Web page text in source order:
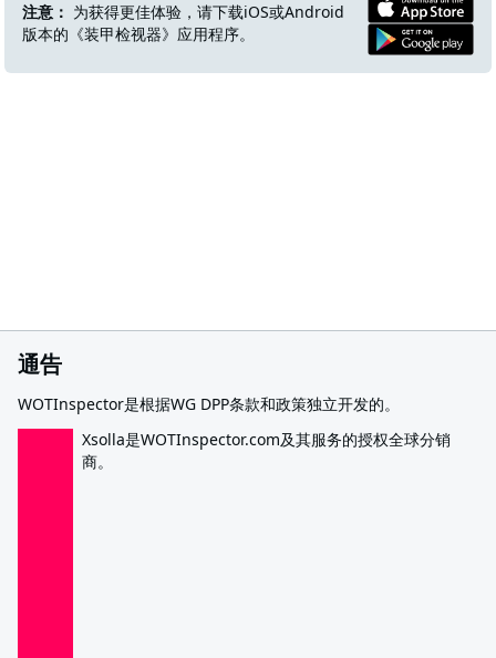
注意： 为获得更佳体验，请下载iOS或Android
版本的《装甲检视器》应用程序。
通告
WOTInspector是根据WG DPP条款和政策独立开发的。
Xsolla是WOTInspector.com及其服务的授权全球分销
商。